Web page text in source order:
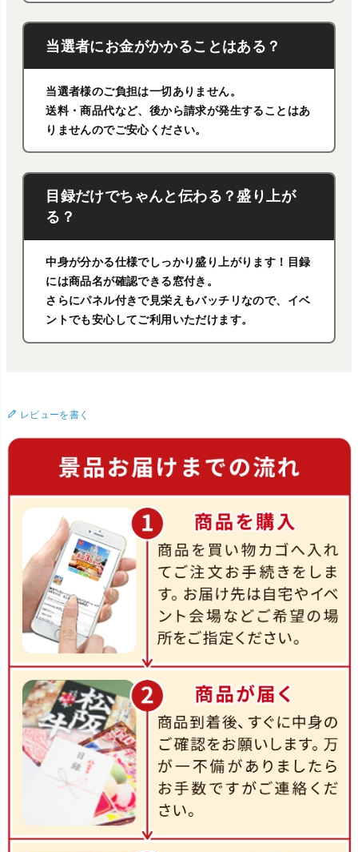
当選者にお金がかかることはある？
当選者様のご負担は一切ありません。
送料・商品代など、後から請求が発生することはあ
りませんのでご安心ください。
目録だけでちゃんと伝わる？盛り上が
る？
中身が分かる仕様でしっかり盛り上がります！目録
には商品名が確認できる窓付き。
さらにパネル付きで見栄えもバッチリなので、イベ
ントでも安心してご利用いただけます。
レビューを書く